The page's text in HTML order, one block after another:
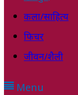
कला/साहित्य
फिचर
जीवन/शैली
Menu